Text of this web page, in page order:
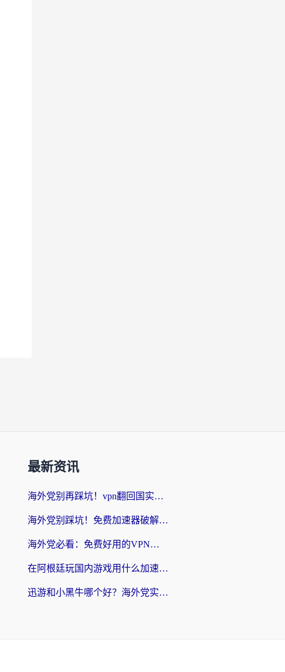
最新资讯
海外党别再踩坑！vpn翻回国实用指南——选对加速器，国内资源无缝用
海外党别踩坑！免费加速器破解版真的能用？教你无缝访问国内资源的正确姿势
海外党必看：免费好用的VPN？不如选对转国内加速器实现无缝追剧
在阿根廷玩国内游戏用什么加速器？3年海外党亲测实用指南
迅游和小黑牛哪个好？海外党实测指南，选对中国地址加速器才能无缝刷国内资源